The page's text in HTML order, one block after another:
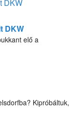
DKW
elő a
Kipróbáltuk,